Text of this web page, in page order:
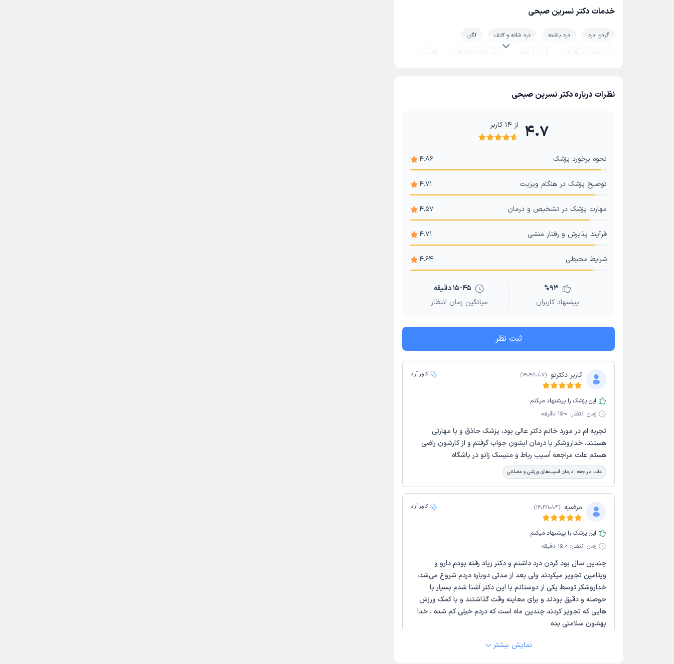
خدمات دکتر نسرین صبحی
گردن درد درد پاشنه درد شانه و کتف
لگن
درد عصب سیاتیک
گردن و شانه ستون فقرات کودکان
تاندون
نظرات درباره دکتر نسرین صبحی
4.7 از 14کاربر
نحوه برخورد پزشک 4.86
توضیح پزشک در هنگام ویزیت 4.71
مهارت پزشک در تشخیص و درمان 4.57
فرآیند پذیرش و رفتار منشی 4.71
شرایط محیطی 4.64
%93
پیشنهاد کاربران
15-45 دقیقه
میانگین زمان انتظار
ثبت نظر
کاربر دکترتو (
1404/10/07
) کاربر آزاد
این پزشک را پیشنهاد میکنم
زمان انتظار: 0-15 دقیقه
تجربه ام در مورد خانم دکتر عالی بود، پزشک حاذق و با مهارتی
هستند، خداروشکر با درمان ایشون جواب گرفتم و از کارشون راضی
هستم علت مراجعه آسیب رباط و منیسک زانو در باشگاه
علت مراجعه: درمان آسیب‌های ورزشی و عضلانی
مرضیه (
1404/10/04
) کاربر آزاد
این پزشک را پیشنهاد میکنم
زمان انتظار: 0-15 دقیقه
چندین سال بود گردن درد داشتم و دکتر زیاد رفته بودم دارو و
ویتامین تجویز میکردند ولی بعد از مدتی دوباره دردم شروع می‌شد،
خداروشکر توسط یکی از دوستانم با این دکتر آشنا شدم بسیار با
حوصله و دقیق بودند و برای معاینه وقت گذاشتند و با کمک ورزش
هایی که تجویز کردند چندین ماه است که دردم خیلی کم شده ، خدا
بهشون سلامتی بده
مدیریت دردهای مزمن (مانند کمردرد و گردن‌درد)
نمایش بیشتر